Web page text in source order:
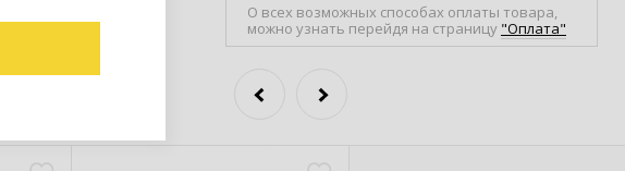
О всех возможных способах оплаты товара,
можно узнать перейдя на страницу "Оплата"